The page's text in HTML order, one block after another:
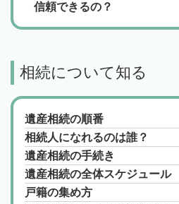
信頼できるの？
相続について知る
遺産相続の順番
相続人になれるのは誰？
遺産相続の手続き
遺産相続の全体スケジュール
戸籍の集め方